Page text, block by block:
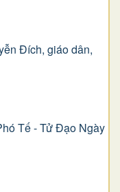
Ðích, giáo dân,
Tế - Tử Đạo Ngày